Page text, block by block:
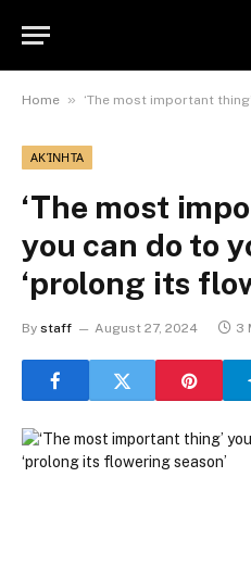
Home » ‘The most important thing’ you can
ΑΚΊΝΗΤΑ
‘The most
you can do to
‘prolong its
By staff August 27, 2024 3